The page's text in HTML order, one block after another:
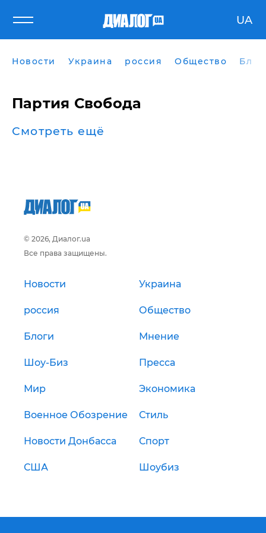
UA
Новости Украина россия Общество
Партия Свобода
Смотреть ещё
© 2026, Диалог.ua
Все права защищены.
Новости Украина
россия Общество
Блоги Мнение
Шоу-Биз Пресса
Мир Экономика
Военное Обозрение Стиль
Новости Донбасса Спорт
США Шоубиз